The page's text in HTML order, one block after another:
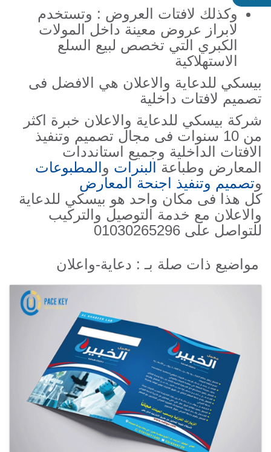
وكذلك لافتات العروض : وتستخدم
لابراز عروض معينة داخل المولات
الكبري التي تخصص لبيع السلع
الاستهلاكية
بيسكي للدعاية والاعلان هي الافضل فى
تصميم لافتات داخلية
شركة بيسكي للدعاية والاعلان خبرة اكثر
من 10 سنوات فى مجال تصميم وتنفيذ
الافتات الداخلية وجميع استانددات
المعارض وطباعة
البنرات و المطبوعات
وتصميم وتنفيذ اجنحة المعارض
كل هذا فى مكان واحد هو بيسكي للدعاية
والاعلان مع خدمة التوصيل والتركيب
للتواصل على 01030265296
مواضيع ذات صلة بـ : دعاية-واعلان